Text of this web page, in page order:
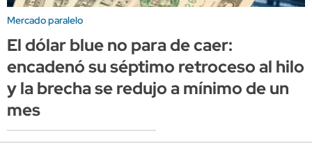
Mercado paralelo
El dólar blue no para de caer:
encadenó su séptimo retroceso al hilo
y la brecha se redujo a mínimo de un
mes